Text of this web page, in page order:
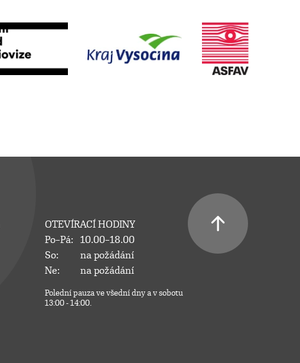
OTEVÍRACÍ HODINY
Po–Pá:
10.00–18.00
So:
na požádání
Ne:
na požádání
Polední pauza ve všední dny a v sobotu
13:00 - 14:00.